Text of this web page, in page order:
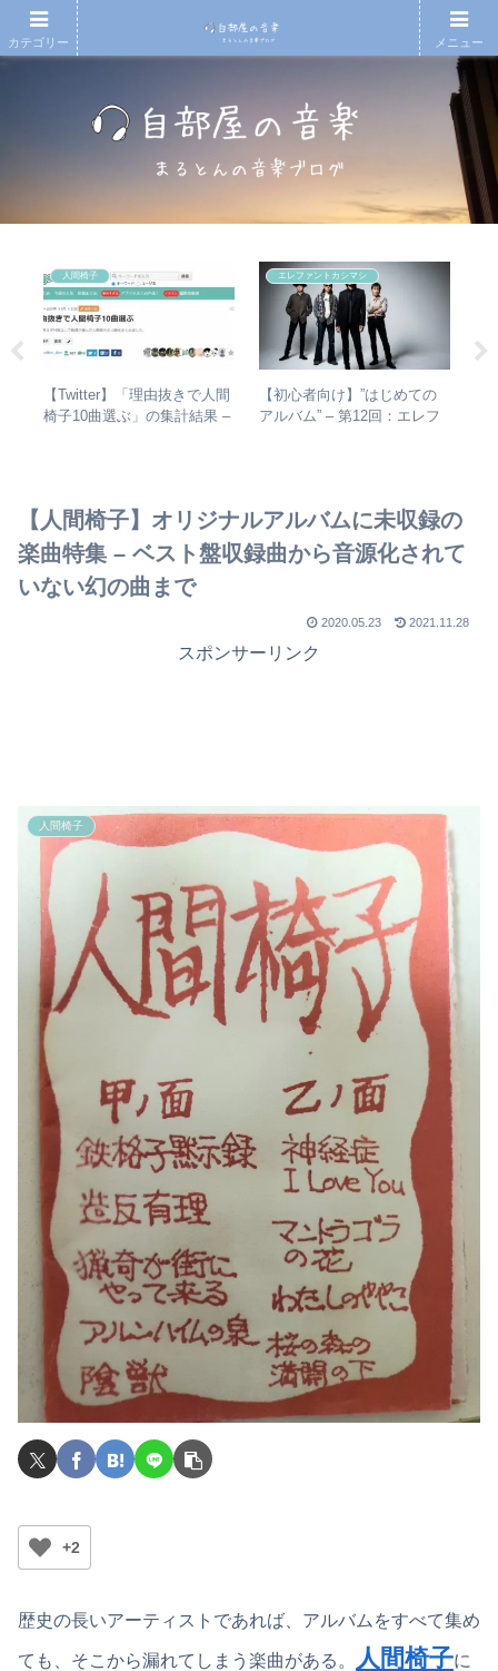
人間椅子
【Twitter】「理由抜きで人間
椅子10曲選ぶ」の集計結果 –
エレファントカシマシ
【初心者向け】”はじめての
アルバム” – 第12回：エレフ
【人間椅子】オリジナルアルバムに未収録の
楽曲特集 – ベスト盤収録曲から音源化されて
いない幻の曲まで
2020.05.23 2021.11.28
スポンサーリンク
人間椅子
+2
歴史の長いアーティストであれば、アルバムをすべて集め
ても、そこから漏れてしまう楽曲がある。 人間椅子に
カテゴリー メニュー